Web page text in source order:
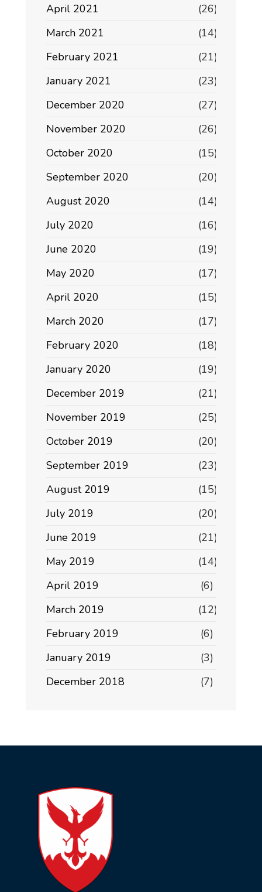
April 2021
(26)
March 2021
(14)
February 2021
(21)
January 2021
(23)
December 2020
(27)
November 2020
(26)
October 2020
(15)
September 2020
(20)
August 2020
(14)
July 2020
(16)
June 2020
(19)
May 2020
(17)
April 2020
(15)
March 2020
(17)
February 2020
(18)
January 2020
(19)
December 2019
(21)
November 2019
(25)
October 2019
(20)
September 2019
(23)
August 2019
(15)
July 2019
(20)
June 2019
(21)
May 2019
(14)
April 2019
(6)
March 2019
(12)
February 2019
(6)
January 2019
(3)
December 2018
(7)